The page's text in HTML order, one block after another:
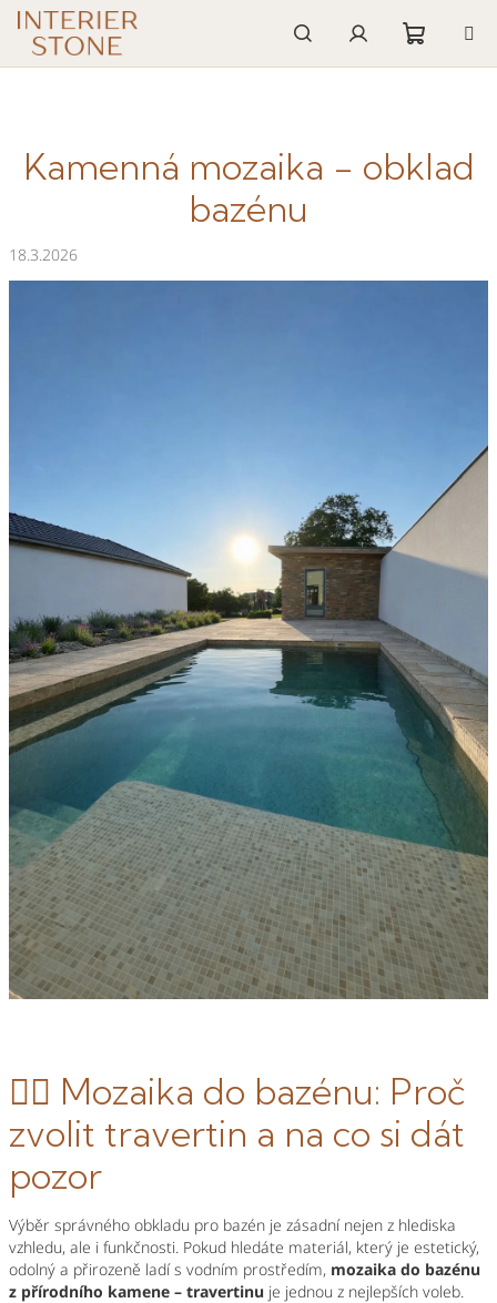
Přejít
obsah
HledatPřihlášení
Kamenná mozaika - obklad
bazénu
18.3.2026
🏊‍♂️ Mozaika do bazénu: Proč
zvolit travertin a na co si dát
pozor
Výběr správného obkladu pro bazén je zásadní nejen z hlediska
vzhledu, ale i funkčnosti. Pokud hledáte materiál, který je estetický,
odolný a přirozeně ladí s vodním prostředím, mozaika do bazénu
z přírodního kamene – travertinu je jednou z nejlepších voleb.